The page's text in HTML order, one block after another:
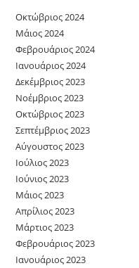
Οκτώβριος 2024
Μάιος 2024
Φεβρουάριος 2024
Ιανουάριος 2024
Δεκέμβριος 2023
Νοέμβριος 2023
Οκτώβριος 2023
Σεπτέμβριος 2023
Αύγουστος 2023
Ιούλιος 2023
Ιούνιος 2023
Μάιος 2023
Απρίλιος 2023
Μάρτιος 2023
Φεβρουάριος 2023
Ιανουάριος 2023